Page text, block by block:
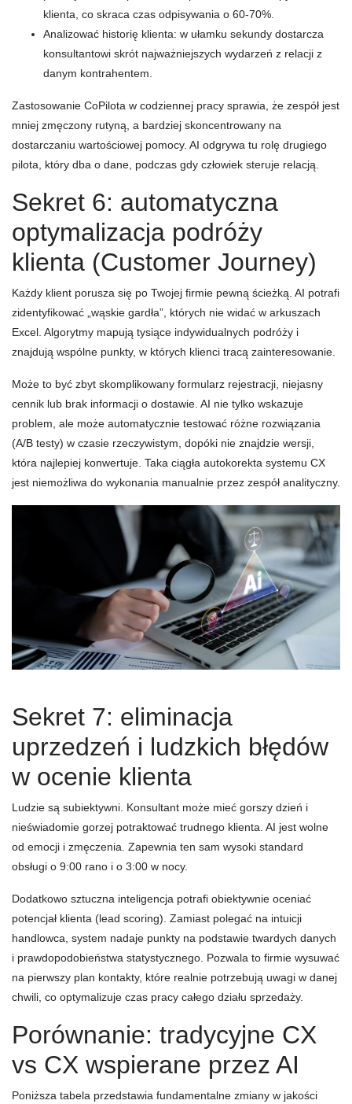
klienta, co skraca czas odpisywania o 60-70%.
Analizować historię klienta: w ułamku sekundy dostarcza
konsultantowi skrót najważniejszych wydarzeń z relacji z
danym kontrahentem.
Zastosowanie CoPilota w codziennej pracy sprawia, że zespół jest
mniej zmęczony rutyną, a bardziej skoncentrowany na
dostarczaniu wartościowej pomocy. AI odgrywa tu rolę drugiego
pilota, który dba o dane, podczas gdy człowiek steruje relacją.
Sekret 6: automatyczna
optymalizacja podróży
klienta (Customer Journey)
Każdy klient porusza się po Twojej firmie pewną ścieżką. AI potrafi
zidentyfikować „wąskie gardła”, których nie widać w arkuszach
Excel. Algorytmy mapują tysiące indywidualnych podróży i
znajdują wspólne punkty, w których klienci tracą zainteresowanie.
Może to być zbyt skomplikowany formularz rejestracji, niejasny
cennik lub brak informacji o dostawie. AI nie tylko wskazuje
problem, ale może automatycznie testować różne rozwiązania
(A/B testy) w czasie rzeczywistym, dopóki nie znajdzie wersji,
która najlepiej konwertuje. Taka ciągła autokorekta systemu CX
jest niemożliwa do wykonania manualnie przez zespół analityczny.
Sekret 7: eliminacja
uprzedzeń i ludzkich błędów
w ocenie klienta
Ludzie są subiektywni. Konsultant może mieć gorszy dzień i
nieświadomie gorzej potraktować trudnego klienta. AI jest wolne
od emocji i zmęczenia. Zapewnia ten sam wysoki standard
obsługi o 9:00 rano i o 3:00 w nocy.
Dodatkowo sztuczna inteligencja potrafi obiektywnie oceniać
potencjał klienta (lead scoring). Zamiast polegać na intuicji
handlowca, system nadaje punkty na podstawie twardych danych
i prawdopodobieństwa statystycznego. Pozwala to firmie wysuwać
na pierwszy plan kontakty, które realnie potrzebują uwagi w danej
chwili, co optymalizuje czas pracy całego działu sprzedaży.
Porównanie: tradycyjne CX
vs CX wspierane przez AI
Poniższa tabela przedstawia fundamentalne zmiany w jakości